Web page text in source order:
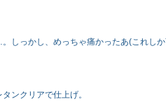
っかし、めっちゃ痛かったあ(これしか
ンクリアで仕上げ。